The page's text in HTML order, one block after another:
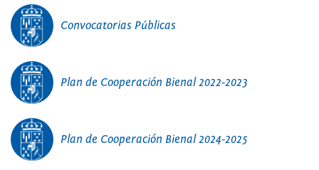
Convocatorias Públicas
Plan de Cooperación Bienal 2022-2023
Plan de Cooperación Bienal 2024-2025